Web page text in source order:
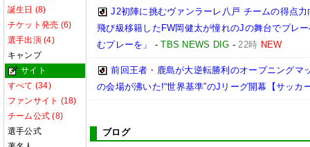
誕生日 (8)
チケット発売 (6)
選手出演 (4)
キャンプ
サイト
すべて (34)
ファンサイト (18)
チーム公式 (8)
選手公式
J2初陣に挑むヴァンラーレ八戸 チームの得点
飛び級移籍したFW岡健太が憧れのJの舞台でプレ
むプレーを」
-TBS NEWS DIG -22時 NEW
前回王者・鹿島が大逆転勝利のオープニングマ
の会場が沸いた!“世界基準”のJリーグ開幕【サッカ
ブログ